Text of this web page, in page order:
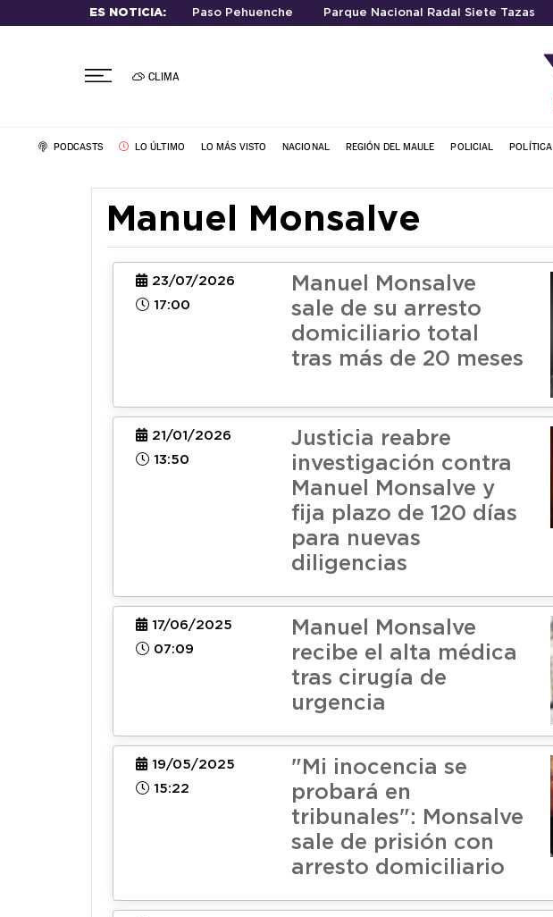
ES NOTICIA: Paso Pehuenche Parque Nacional Radal Siete Tazas
CLIMA
PODCASTS LO ÚLTIMO LO MÁS VISTO NACIONAL REGIÓN DEL MAULE POLICIAL POLÍTICA
Manuel Monsalve
23/07/2026
17:00
Manuel Monsalve
sale de su arresto
domiciliario total
tras más de 20 meses
21/01/2026
13:50
Justicia reabre
investigación contra
Manuel Monsalve y
fija plazo de 120 días
para nuevas
diligencias
17/06/2025
07:09
Manuel Monsalve
recibe el alta médica
tras cirugía de
urgencia
19/05/2025
15:22
"Mi inocencia se
probará en
tribunales": Monsalve
sale de prisión con
arresto domiciliario